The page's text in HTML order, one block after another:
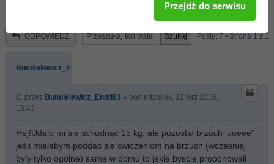
pozostal brzuch....
ODPOWIEDZ Posty: 7 • Strona 1 z 1
Bumiielewicz_Endd83
przez Bumiielewicz_Endd83 » poniedziałek, 12 wrz 2016,
16:43
Hej!Udalo mi sie schudnąć 15 kg, ale pozostał brzuch 'uoeee'
jeśli miałabym poddac sie cwiczeniom na brzuch (wczesniej
byly tylko ogolne) sama w domu to jakie byscie proponowali
Przejdź do serwisu